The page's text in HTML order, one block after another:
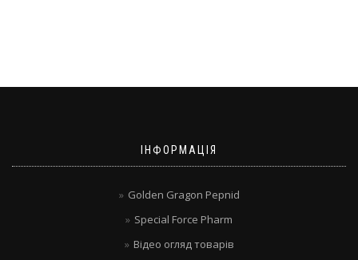
ІНФОРМАЦІЯ
Golden Gragon Pepnid
Special Force Pharm
Відео огляд товарів